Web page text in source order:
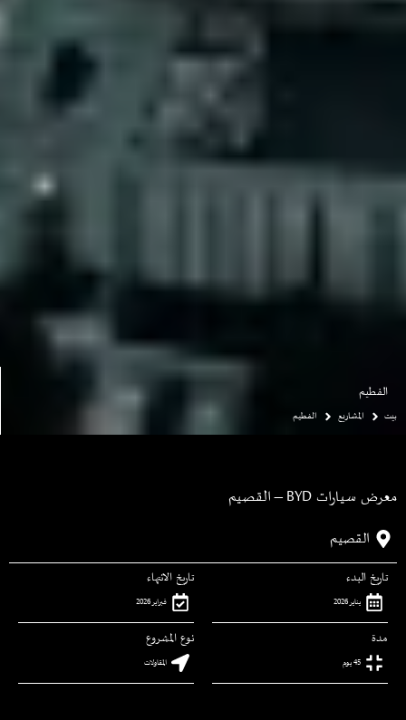
الفطيم
بيت المشاريع الفطيم
معرض سيارات BYD – القصيم
القصيم
تاريخ البدء
يناير 2026
مدة
45 يوم
تاريخ الانتهاء
فبراير 2026
نوع المشروع
المقاولات